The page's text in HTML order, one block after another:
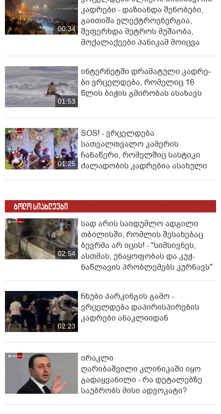
00:34
კადრები - დაზიანდა შენობები,
გაითიშა ელექტროენერგია,
შეფერხდა მეტროს მუშაობა,
მოქალაქეები პანიკამ მოიცვა
01:53
ინ­ტერ­ნეტ­ში დრა­მა­ტუ­ლი კად­რე­
ბი ვრცელდება, რომელიც 16
წლის ბიჭის გმირობას ასახავს
01:25
SOS! - ვრცელდება
სათვალთვალო კამერის
ჩანაწერი, რომელშიც სასტიკი
ძალადობის კადრებია ასახული
ბოლო სიახლეები
02:54
სად არის საიდუმლო ადგილი
თბილისში, რომლის შესახებაც
ბევრმა არ იცის! - "სიმსივნეს,
ასთმას, უნაყოფობას და კუჭ-
ნაწლავის პრობლემებს კურნავს"
02:23
ჩხუბი პარკინგის გამო -
ვრცელდება დაპირისპირების
კადრები ანაკლიიდან
ირაკლი
ღარიბაშვილი კლინიკაში იყო
გადაყვანილი - რა დეტალებზე
საუბრობს მისი ადვოკატი?